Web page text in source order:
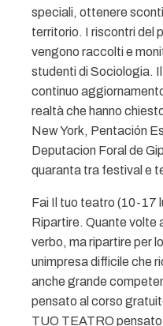
speciali, ottenere
territorio. I riscontri del
vengono raccolti e
studenti di Sociologia.
continuo
realtà che hanno
New York, Pentación
Deputacion Foral de
quaranta tra festival e
Fai Il tuo teatro (10-17
Ripartire. Quante volte
verbo, ma ripartire per
unimpresa difficile che
anche grande
pensato al corso
TUO TEATRO